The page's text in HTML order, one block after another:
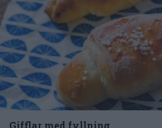
Gifflar med fyllning